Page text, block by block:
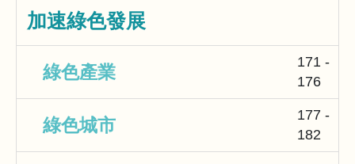
加速綠色發展
綠色產業
171 -
176
綠色城市
177 -
182